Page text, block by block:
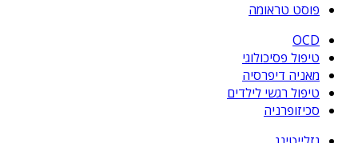
פוסט טראומה
OCD
טיפול פסיכולוגי
מאניה דיפרסיה
טיפול רגשי לילדים
סכיזופרניה